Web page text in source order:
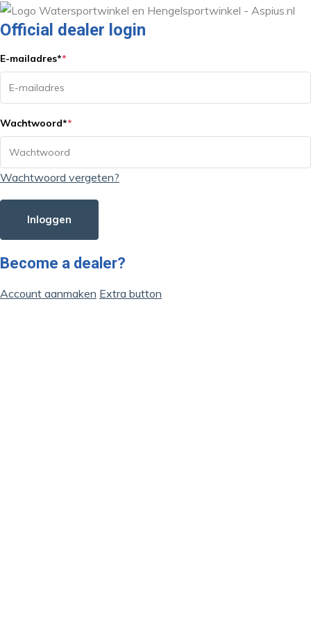
Official dealer login
E-mailadres**
Wachtwoord**
Wachtwoord vergeten?
Inloggen
Become a dealer?
Account aanmaken Extra button